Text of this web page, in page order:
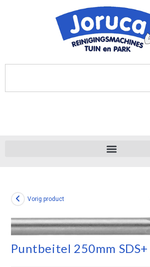
Vorig product
Puntbeitel 250mm SDS+